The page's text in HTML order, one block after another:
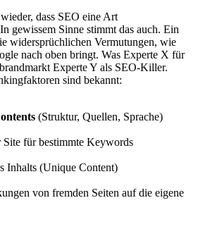
dass SEO eine Art
gewissem Sinne stimmt das auch. Ein
widersprüchlichen Vermutungen, wie
nach oben bringt. Was Experte X für
Experte Y als SEO-Killer.
sind bekannt:
(Struktur, Quellen, Sprache)
Site für bestimmte Keywords
Inhalts (Unique Content)
von fremden Seiten auf die eigene